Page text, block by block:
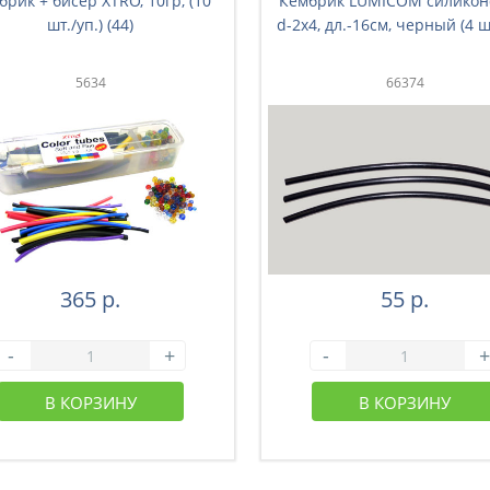
шт./уп.) (44)
5634
365 р.
- +
В КОРЗИНУ
d-2x4, дл.-16см, черный (4
66374
55 р.
- +
В КОРЗИНУ